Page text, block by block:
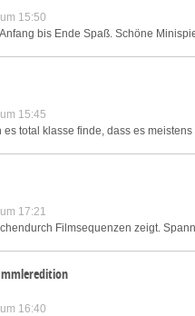
15:50
bis Ende Spaß. Schöne
15:45
total klasse finde, dass es
17:21
Filmsequenzen zeigt.
16:40